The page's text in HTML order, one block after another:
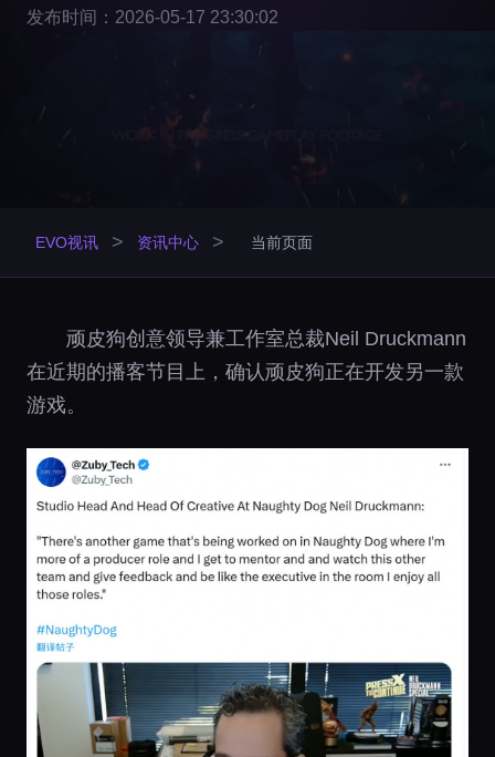
发布时间：2026-05-17 23:30:02
EVO视讯 > 资讯中心 > 当前页面
顽皮狗创意领导兼工作室总裁Neil Druckmann
在近期的播客节目上，确认顽皮狗正在开发另一款
游戏。